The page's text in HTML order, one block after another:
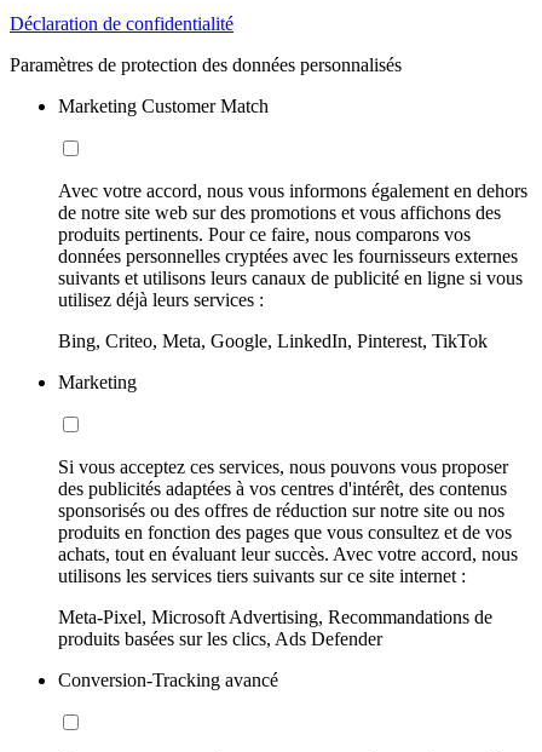
Déclaration de confidentialité
Paramètres de protection des données personnalisés
Marketing Customer Match
Avec votre accord, nous vous informons également en dehors
de notre site web sur des promotions et vous affichons des
produits pertinents. Pour ce faire, nous comparons vos
données personnelles cryptées avec les fournisseurs externes
suivants et utilisons leurs canaux de publicité en ligne si vous
utilisez déjà leurs services :
Bing, Criteo, Meta, Google, LinkedIn, Pinterest, TikTok
Marketing
Si vous acceptez ces services, nous pouvons vous proposer
des publicités adaptées à vos centres d'intérêt, des contenus
sponsorisés ou des offres de réduction sur notre site ou nos
produits en fonction des pages que vous consultez et de vos
achats, tout en évaluant leur succès. Avec votre accord, nous
utilisons les services tiers suivants sur ce site internet :
Meta-Pixel, Microsoft Advertising, Recommandations de
produits basées sur les clics, Ads Defender
Conversion-Tracking avancé